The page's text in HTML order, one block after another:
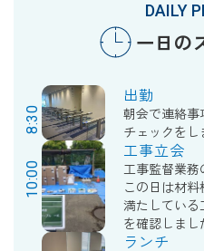
DAILY
一日の
8:30
出勤
朝会で連絡事
チェックをし
10:00
工事立会
工事監督業務
この日は材
満たしている
を確認しまし
ランチ